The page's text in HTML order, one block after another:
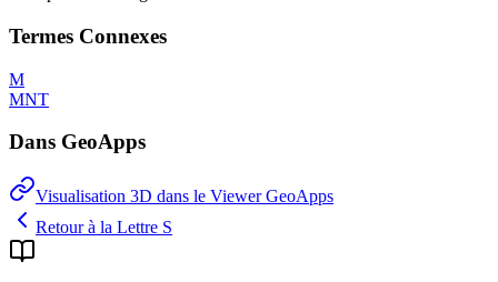
Termes Connexes
M
MNT
Dans GeoApps
Visualisation 3D dans le Viewer GeoApps
Retour à la Lettre S